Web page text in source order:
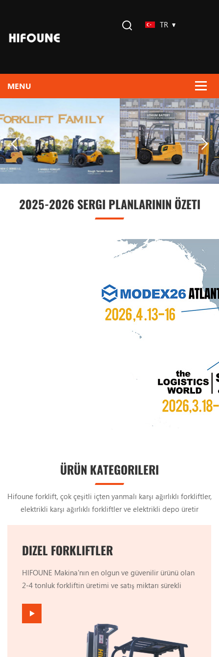
TR
2025-2026 SERGI PLANLARININ ÖZETI
ÜRÜN KATEGORILERI
Hifoune forklift, çok çeşitli içten yanmalı karşı ağırlıklı forkliftler,
elektrikli karşı ağırlıklı forkliftler ve elektrikli depo üretir
DIZEL FORKLIFTLER
HlFOUNE Makina'nın en olgun ve güvenilir ürünü olan
2-4 tonluk forkliftin üretimi ve satış miktarı sürekli
rağmen hala müşterilerimizi aktif olarak dinliyor ve
sürekli iyileştirmeler yapıyoruz. Geçtiğimiz 2 yılda
ürünlerimizde irili ufaklı 45 iyileştirme birikti. Tüm
müşterilerimizin görüşlerini, alın terimizi ve